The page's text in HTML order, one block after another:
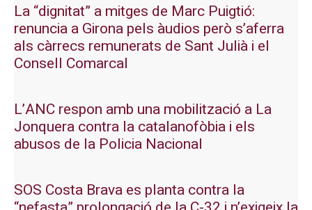
La “dignitat” a mitges de Marc Puigtió:
renuncia a Girona pels àudios però s’aferra
als càrrecs remunerats de Sant Julià i el
Consell Comarcal
L’ANC respon amb una mobilització a La
Jonquera contra la catalanofòbia i els
abusos de la Policia Nacional
SOS Costa Brava es planta contra la